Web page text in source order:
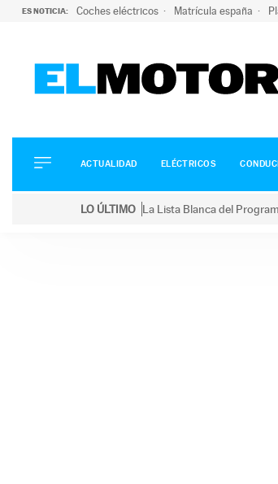
ES NOTICIA: Coches eléctricos Matrícula españa
ELÉCTRICOS
CONDUCIR
ACTUALIDAD ELÉCTRICOS
LO ÚLTIMO La Lista Blanca del